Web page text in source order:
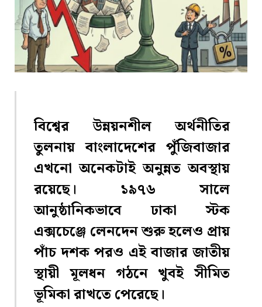
বিশ্বের উন্নয়নশীল অর্থনীতির
তুলনায় বাংলাদেশের পুঁজিবাজার
এখনো অনেকটাই অনুন্নত অবস্থায়
রয়েছে। ১৯৭৬ সালে
আনুষ্ঠানিকভাবে ঢাকা স্টক
এক্সচেঞ্জে লেনদেন শুরু হলেও প্রায়
পাঁচ দশক পরও এই বাজার জাতীয়
স্থায়ী মূলধন গঠনে খুবই সীমিত
ভূমিকা রাখতে পেরেছে।